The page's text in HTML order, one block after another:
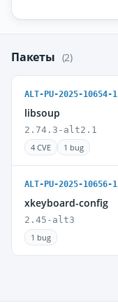
Пакеты (2)
ALT-PU-2025-10654-1
libsoup
2.74.3-alt2.1
4 CVE
1 bug
ALT-PU-2025-10656-1
xkeyboard-config
2.45-alt3
1 bug